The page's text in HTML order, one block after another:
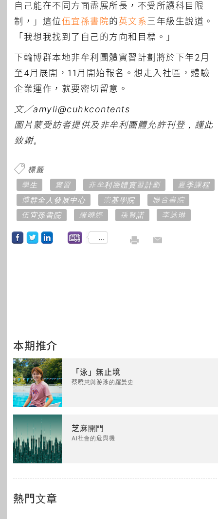
自己能在不同方面盡展所長，不受所讀科目限
制，」這位伍宜孫書院的英文系三年級生說道。
「我想我找到了自己的方向和目標。」
下輪博群本地非牟利團體實習計劃將於下年2月
至4月展開，11月開始報名。想走入社區，體驗
企業運作，就要密切留意。
文／amyli@cuhkcontents
圖片蒙受訪者提供及非牟利團體允許刊登，謹此
致謝。
標籤
學生
實習 非牟利團體實習計劃
夏季課程
博群全人發展中心
崇基學院
聯合書院
伍宜孫書院
羅曉婷 孫賢諾 李詠琳
...
本期推介
「泳」無止境
蔡曉慧與游泳的羅曼史
芝麻開門
AI社會的危與機
熱門文章